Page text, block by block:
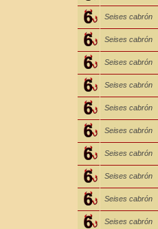
Seises cabrón
Seises cabrón
Seises cabrón
Seises cabrón
Seises cabrón
Seises cabrón
Seises cabrón
Seises cabrón
Seises cabrón
Seises cabrón